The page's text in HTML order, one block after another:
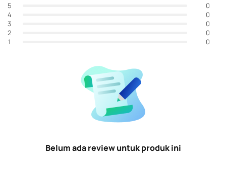
5
0
4
0
3
0
2
0
1
0
Belum ada review untuk produk ini